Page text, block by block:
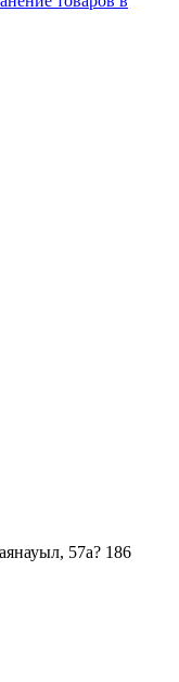
57а? ​186